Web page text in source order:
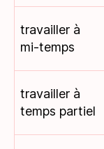
travailler à
mi-temps
travailler à
temps partiel